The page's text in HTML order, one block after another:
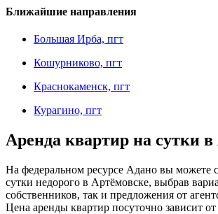
Ближайшие направления
Большая Ирба, пгт
Кошурниково, пгт
Краснокаменск, пгт
Курагино, пгт
Аренда квартир на сутки в
На федеральном ресурсе Адано вы можете
сутки недорого в Артёмовске, выбрав
собственников, так и предложения от
Цена аренды квартир посуточно зависит